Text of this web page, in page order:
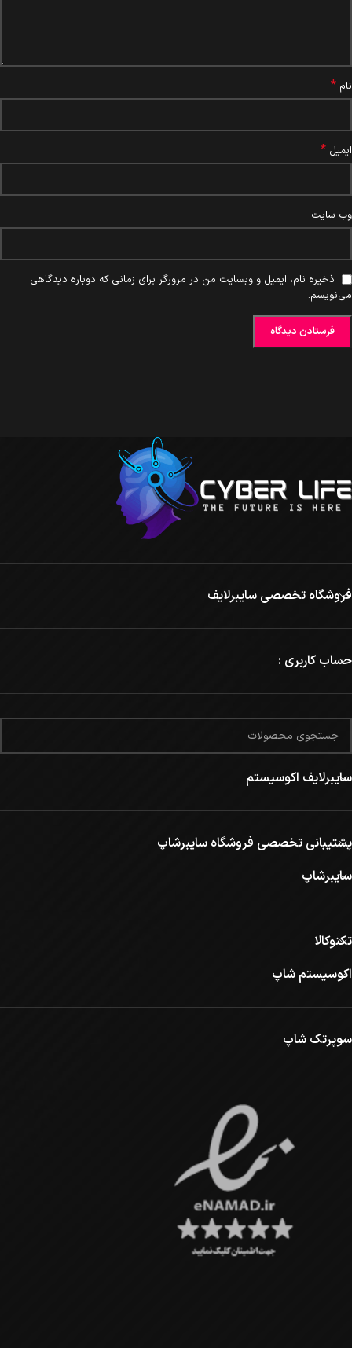
نام *
ایمیل *
وب‌ سایت
ذخیره نام، ایمیل و وبسایت من در مرورگر برای زمانی که دوباره دیدگاهی
می‌نویسم.
فروشگاه تخصصی سایبرلایف
حساب کاربری :
سایبرلایف اکوسیستم
پشتیبانی تخصصی فروشگاه سایبرشاپ
سایبرشاپ
تکنوکالا
اکوسیستم شاپ
سوپرتک شاپ